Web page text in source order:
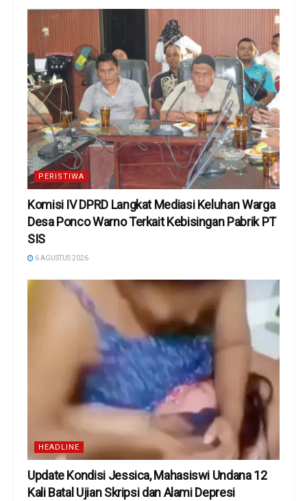
PERISTIWA
Komisi IV DPRD Langkat Mediasi Keluhan Warga
Desa Ponco Warno Terkait Kebisingan Pabrik PT
SIS
6 AGUSTUS 2026
HEADLINE
Update Kondisi Jessica, Mahasiswi Undana 12
Kali Batal Ujian Skripsi dan Alami Depresi